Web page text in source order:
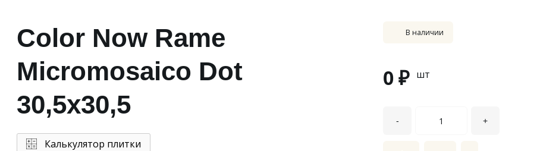
Color Now Rame
Micromosaico Dot
30,5x30,5
Калькулятор плитки
В наличии
0 ₽ шт
- +